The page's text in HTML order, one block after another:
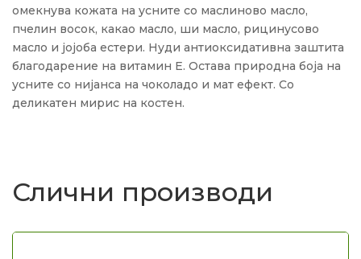
омекнува кожата на усните со маслиново масло,
пчелин восок, какао масло, ши масло, рицинусово
масло и јојоба естери. Нуди антиоксидативна заштита
благодарение на витамин Е. Оставa природна боја на
усните со нијанса на чоколадо и мат ефект. Со
деликатен мирис на костен.
Слични производи